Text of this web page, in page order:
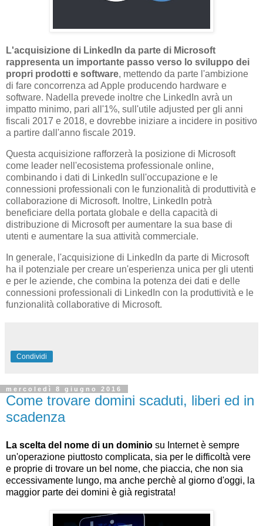
L'acquisizione di LinkedIn da parte di Microsoft
rappresenta un importante passo verso lo sviluppo dei
propri prodotti e software, mettendo da parte l'ambizione
di fare concorrenza ad Apple producendo hardware e
software. Nadella prevede inoltre che LinkedIn avrà un
impatto minimo, pari all'1%, sull'utile adjusted per gli anni
fiscali 2017 e 2018, e dovrebbe iniziare a incidere in positivo
a partire dall'anno fiscale 2019.
Questa acquisizione rafforzerà la posizione di Microsoft
come leader nell'ecosistema professionale online,
combinando i dati di LinkedIn sull'occupazione e le
connessioni professionali con le funzionalità di produttività e
collaborazione di Microsoft. Inoltre, LinkedIn potrà
beneficiare della portata globale e della capacità di
distribuzione di Microsoft per aumentare la sua base di
utenti e aumentare la sua attività commerciale.
In generale, l'acquisizione di LinkedIn da parte di Microsoft
ha il potenziale per creare un'esperienza unica per gli utenti
e per le aziende, che combina la potenza dei dati e delle
connessioni professionali di LinkedIn con la produttività e le
funzionalità collaborative di Microsoft.
Condividi
mercoledì 8 giugno 2016
Come trovare domini scaduti, liberi ed in
scadenza
La scelta del nome di un dominio su Internet è sempre
un'operazione piuttosto complicata, sia per le difficoltà vere
e proprie di trovare un bel nome, che piaccia, che non sia
eccessivamente lungo, ma anche perchè al giorno d'oggi, la
maggior parte dei domini è già registrata!